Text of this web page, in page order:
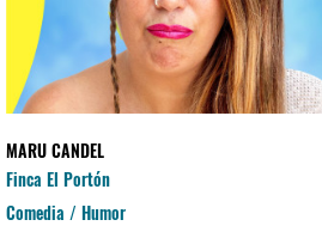
MARU CANDEL
Finca El Portón
Comedia / Humor